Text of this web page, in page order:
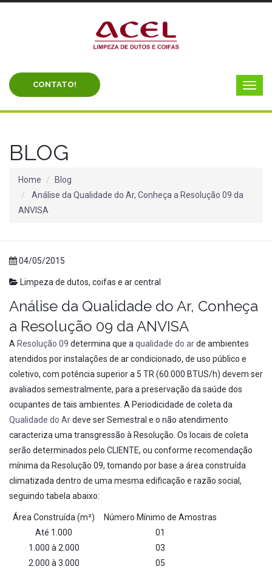
CONTATO!
BLOG
Home
Blog
Análise da Qualidade do Ar, Conheça a Resolução 09 da
ANVISA
04/05/2015
Limpeza de dutos, coifas e ar central
Análise da Qualidade do Ar, Conheça
a Resolução 09 da ANVISA
A Resolução 09 determina que a qualidade do arde ambientes
atendidos por instalações de ar condicionado, de uso público e
coletivo, com potência superior a 5 TR (60.000 BTUS/h) devem ser
avaliados semestralmente, para a preservação da saúde dos
ocupantes de tais ambientes. A Periodicidade de coleta da
Qualidade do Ardeve ser Semestral e o não atendimento
caracteriza uma transgressão à Resolução. Os locais de coleta
serão determinados pelo CLIENTE, ou conforme recomendação
mínima da Resolução 09, tomando por base a área construída
climatizada dentro de uma mesma edificação e razão social,
seguindo tabela abaixo:
Área Construída (m²)
Número Mínimo de Amostras
Até 1.000
01
1.000 à 2.000
03
2.000 à 3.000
05